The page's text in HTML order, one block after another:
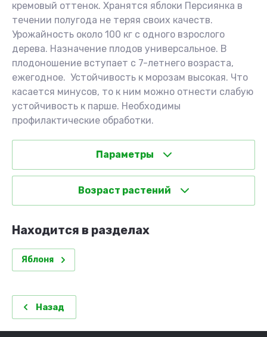
кремовый оттенок. Хранятся яблоки Персиянка в
течении полугода не теряя своих качеств.
Урожайность около 100 кг с одного взрослого
дерева. Назначение плодов универсальное. В
плодоношение вступает с 7-летнего возраста,
ежегодное. Устойчивость к морозам высокая. Что
касается минусов, то к ним можно отнести слабую
устойчивость к парше. Необходимы
профилактические обработки.
Параметры
Возраст растений
Находится в разделах
Яблоня
Назад